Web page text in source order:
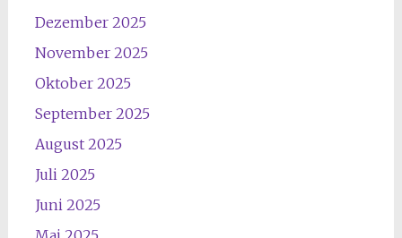
Dezember 2025
November 2025
Oktober 2025
September 2025
August 2025
Juli 2025
Juni 2025